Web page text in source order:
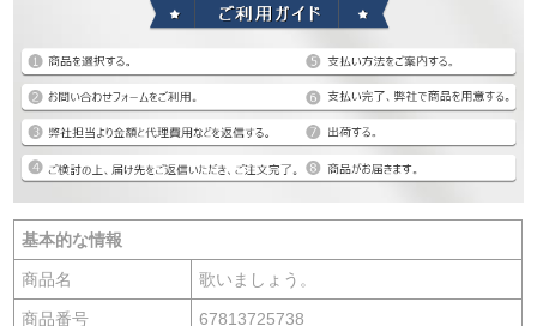
基本的な情報
商品名 歌いましょう。
商品番号 67813725738